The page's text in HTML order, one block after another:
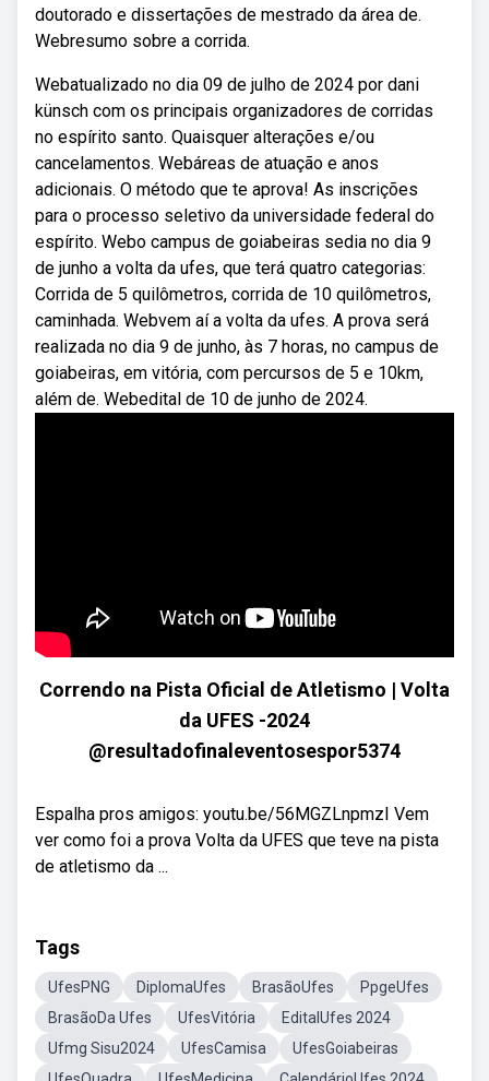
doutorado e dissertações de mestrado da área de.
Webresumo sobre a corrida.
Webatualizado no dia 09 de julho de 2024 por dani
künsch com os principais organizadores de corridas
no espírito santo. Quaisquer alterações e/ou
cancelamentos. Webáreas de atuação e anos
adicionais. O método que te aprova! As inscrições
para o processo seletivo da universidade federal do
espírito. Webo campus de goiabeiras sedia no dia 9
de junho a volta da ufes, que terá quatro categorias:
Corrida de 5 quilômetros, corrida de 10 quilômetros,
caminhada. Webvem aí a volta da ufes. A prova será
realizada no dia 9 de junho, às 7 horas, no campus de
goiabeiras, em vitória, com percursos de 5 e 10km,
além de. Webedital de 10 de junho de 2024.
Correndo na Pista Oficial de Atletismo | Volta
da UFES -2024
@resultadofinaleventosespor5374
Espalha pros amigos: youtu.be/56MGZLnpmzI Vem
ver como foi a prova Volta da UFES que teve na pista
de atletismo da ...
Tags
UfesPNG DiplomaUfes BrasãoUfes
PpgeUfes
BrasãoDa Ufes
UfesVitória
EditalUfes 2024
Ufmg Sisu2024
UfesCamisa
UfesGoiabeiras